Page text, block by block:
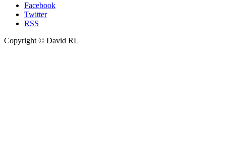
Facebook
Twitter
RSS
Copyright © David RL